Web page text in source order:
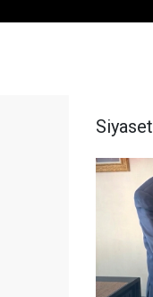
Siyaset